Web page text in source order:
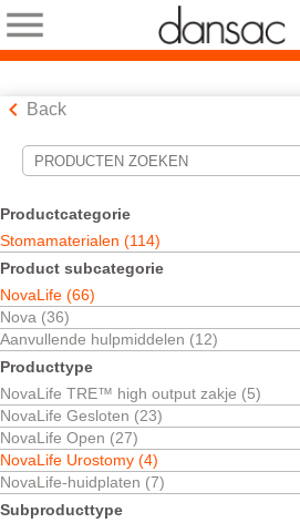
Back
Productcategorie
Stomamaterialen (114)
Product subcategorie
NovaLife (66)
Nova (36)
Aanvullende hulpmiddelen (12)
Producttype
NovaLife TRE™ high output zakje (5)
NovaLife Gesloten (23)
NovaLife Open (27)
NovaLife Urostomy (4)
NovaLife-huidplaten (7)
Subproducttype
Hulpmiddelen voor zoekopdrachten
Uw selecties:
Stomamaterialen
NovaLife
NovaLife Urostomy
Uw selectie komt overeen met4resultaten
Sorteren op: